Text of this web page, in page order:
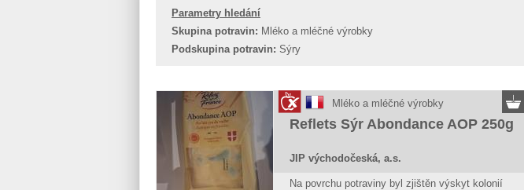
Parametry hledání
Skupina potravin: Mléko a mléčné výrobky
Podskupina potravin: Sýry
Mléko a mléčné výrobky
Reflets Sýr Abondance AOP 250g
JIP východočeská, a.s.
Na povrchu potraviny byl zjištěn výskyt kolonií